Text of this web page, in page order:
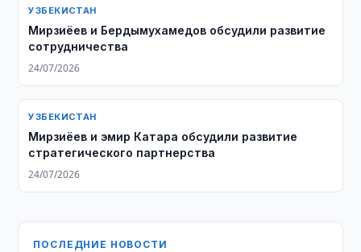
УЗБЕКИСТАН
Мирзиёев и Бердымухамедов обсудили развитие
сотрудничества
24/07/2026
УЗБЕКИСТАН
Мирзиёев и эмир Катара обсудили развитие
стратегического партнерства
24/07/2026
ПОСЛЕДНИЕ НОВОСТИ